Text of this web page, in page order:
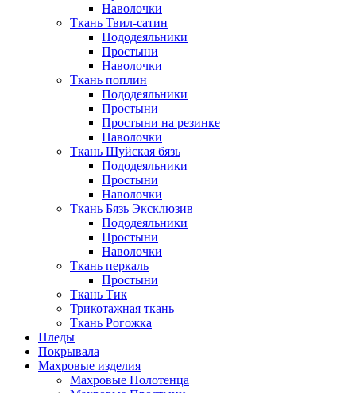
Наволочки
Ткань Твил-сатин
Пододеяльники
Простыни
Наволочки
Ткань поплин
Пододеяльники
Простыни
Простыни на резинке
Наволочки
Ткань Шуйская бязь
Пододеяльники
Простыни
Наволочки
Ткань Бязь Эксклюзив
Пододеяльники
Простыни
Наволочки
Ткань перкаль
Простыни
Ткань Тик
Трикотажная ткань
Ткань Рогожка
Пледы
Покрывала
Махровые изделия
Махровые Полотенца